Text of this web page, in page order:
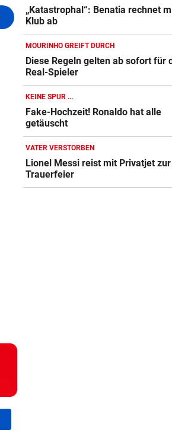
„Katastrophal“: Benatia rechnet
Klub ab
MOURINHO GREIFT DURCH
Diese Regeln gelten ab sofort für
Real-Spieler
KEINE SPUR ...
Fake-Hochzeit! Ronaldo hat alle
getäuscht
VATER VERSTORBEN
Lionel Messi reist mit Privatjet zur
Trauerfeier